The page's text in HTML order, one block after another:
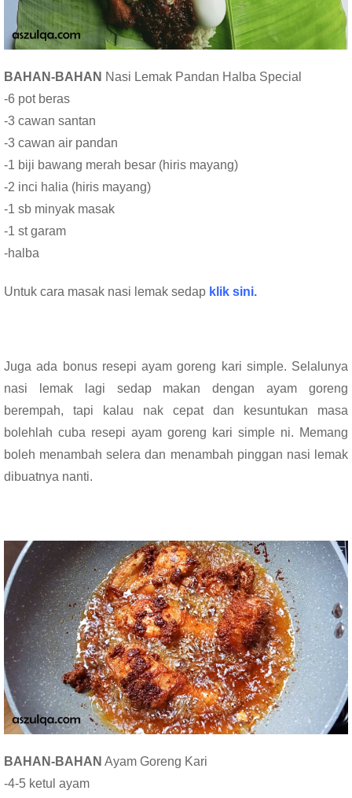
BAHAN-BAHAN Nasi Lemak Pandan Halba Special
-6 pot beras
-3 cawan santan
-3 cawan air pandan
-1 biji bawang merah besar (hiris mayang)
-2 inci halia (hiris mayang)
-1 sb minyak masak
-1 st garam
-halba
Untuk cara masak nasi lemak sedap klik sini.
Juga ada bonus resepi ayam goreng kari simple. Selalunya
nasi lemak lagi sedap makan dengan ayam goreng
berempah, tapi kalau nak cepat dan kesuntukan masa
bolehlah cuba resepi ayam goreng kari simple ni. Memang
boleh menambah selera dan menambah pinggan nasi lemak
dibuatnya nanti.
BAHAN-BAHAN Ayam Goreng Kari
-4-5 ketul ayam